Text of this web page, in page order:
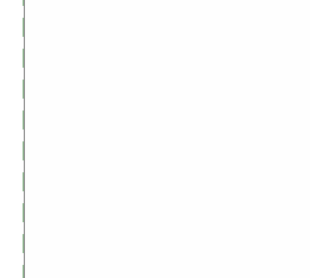
Вегашин, Влад
Вельтман, Александр
Вербинина, Валерия
Вереснев, Игорь
Верещагин, Олег
Веркин, Эдуард
Веров, Ярослав
Вершинин, Лев